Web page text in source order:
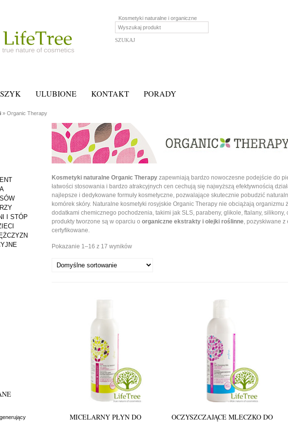
Kosmetyki naturalne i organiczne
ULUBIONE KONTAKT PORADY
» Organic Therapy
Kosmetyki naturalne Organic Therapy zapewniają bardzo nowoczesne podejście do
łatwości stosowania i bardzo atrakcyjnych cen cechują się najwyższą efektywnością
najlepsze i dedykowane formuły kosmetyczne, pozwalające skutecznie pobudzić
komórek skóry. Naturalne kosmetyki rosyjskie Organic Therapy nie obciążają organizmu
dodatkami chemicznego pochodzenia, takimi jak SLS, parabeny, glikole, ftalany, silikony,
produkty tworzone są w oparciu o organiczne ekstrakty i olejki roślinne, pozyskiwane
certyfikowane.
Pokazanie 1–16 z 17 wyników
MICELARNY PŁYN DO
OCZYSZCZAJĄCE MLECZKO DO
I STÓP